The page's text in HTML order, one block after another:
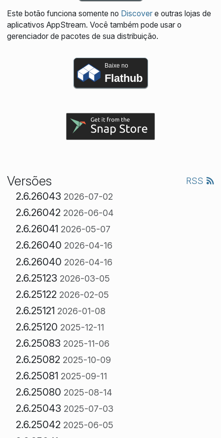
Este botão funciona somente no Discovere outras lojas de
aplicativos AppStream. Você também pode usar o
gerenciador de pacotes de sua distribuição.
Baixe no
Flathub
Versões RSS
2.6.26043 2026-07-02
2.6.26042 2026-06-04
2.6.26041 2026-05-07
2.6.26040 2026-04-16
2.6.26040 2026-04-16
2.6.25123 2026-03-05
2.6.25122 2026-02-05
2.6.25121 2026-01-08
2.6.25120 2025-12-11
2.6.25083 2025-11-06
2.6.25082 2025-10-09
2.6.25081 2025-09-11
2.6.25080 2025-08-14
2.6.25043 2025-07-03
2.6.25042 2025-06-05